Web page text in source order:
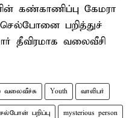
கண்காணிப்பு கேமரா
பறித்துச்
தீவிரமாக வலைவீசி
Youth வாலிபர்
பறிப்பு mysterious person